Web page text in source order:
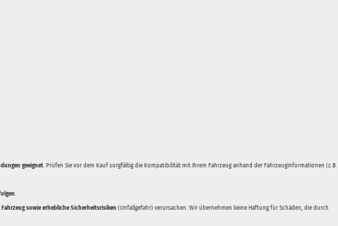
geeignet. Prüfen Sie vor dem Kauf sorgfältig die Kompatibilität mit Ihrem Fahrzeug anhand der Fahrzeuginformationen (z.B.
.
Fahrzeug sowie erhebliche Sicherheitsrisiken (Unfallgefahr) verursachen. Wir übernehmen keine Haftung für Schäden, die durch